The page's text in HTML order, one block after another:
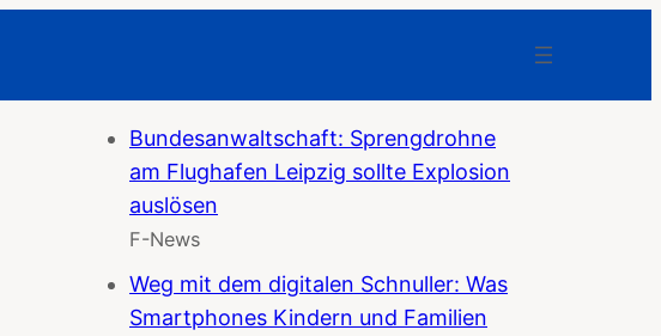
Bundesanwaltschaft: Sprengdrohne
am Flughafen Leipzig sollte Explosion
auslösen
F-News
Weg mit dem digitalen Schnuller: Was
Smartphones Kindern und Familien